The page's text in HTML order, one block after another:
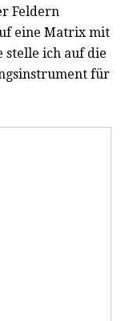
Feldern
eine Matrix mit
stelle ich auf die
für